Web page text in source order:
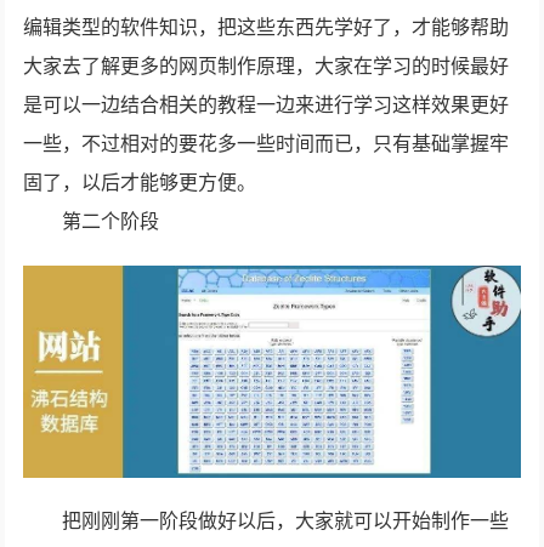
编辑类型的软件知识，把这些东西先学好了，才能够帮助
大家去了解更多的网页制作原理，大家在学习的时候最好
是可以一边结合相关的教程一边来进行学习这样效果更好
一些，不过相对的要花多一些时间而已，只有基础掌握牢
固了，以后才能够更方便。
第二个阶段
把刚刚第一阶段做好以后，大家就可以开始制作一些